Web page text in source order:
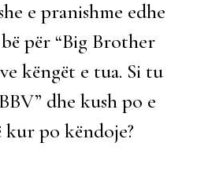
e pranishme edhe
për “Big Brother
këngët e tua. Si tu
dhe kush po e
kur po këndoje?